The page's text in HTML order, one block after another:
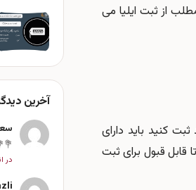
از ثبت ایلیا می
کنید باید دارای
باشد تا قابل قبول برای ثبت
آخرین
در